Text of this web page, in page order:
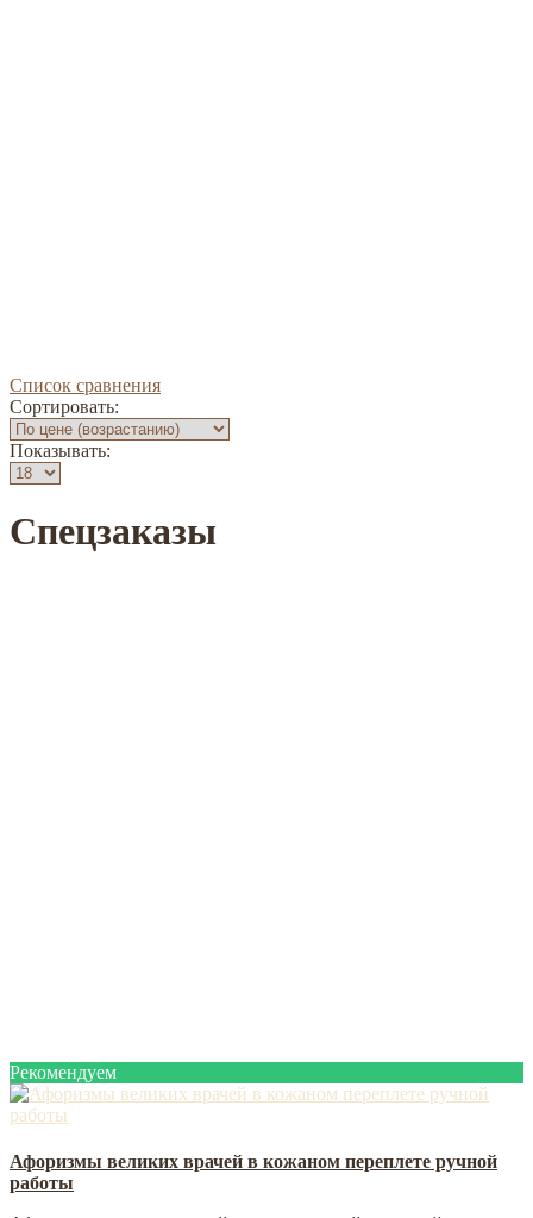
Список сравнения
Сортировать:
Показывать:
Спецзаказы
Рекомендуем
Афоризмы великих врачей в кожаном переплете ручной
работы